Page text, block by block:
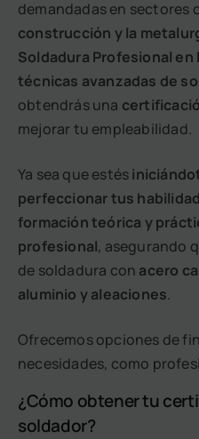
demandadas en sectores
construcción y la
Soldadura Profesional en
técnicas avanzadas de
obtendrás una
mejorar tu empleabilidad.
Ya sea que estés
perfeccionar tus
formación teórica y
profesional, asegurando
de soldadura con acero
aluminio y aleaciones.
Ofrecemos opciones de
necesidades, como
¿Cómo obtener tu
soldador?